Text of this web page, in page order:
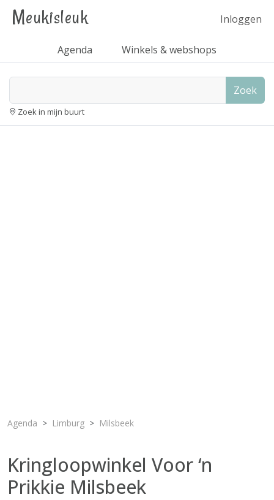
Meukisleuk Inloggen
Agenda Winkels & webshops
Zoek
Zoek in mijn buurt
Agenda Limburg Milsbeek
Kringloopwinkel Voor ‘n
Prikkie Milsbeek